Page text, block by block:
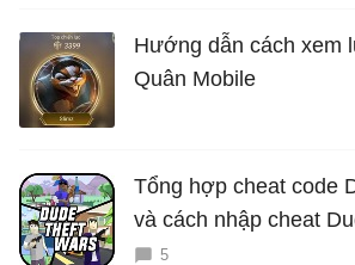
Hướng dẫn cách xem
Quân Mobile
Tổng hợp cheat code
và cách nhập cheat
5